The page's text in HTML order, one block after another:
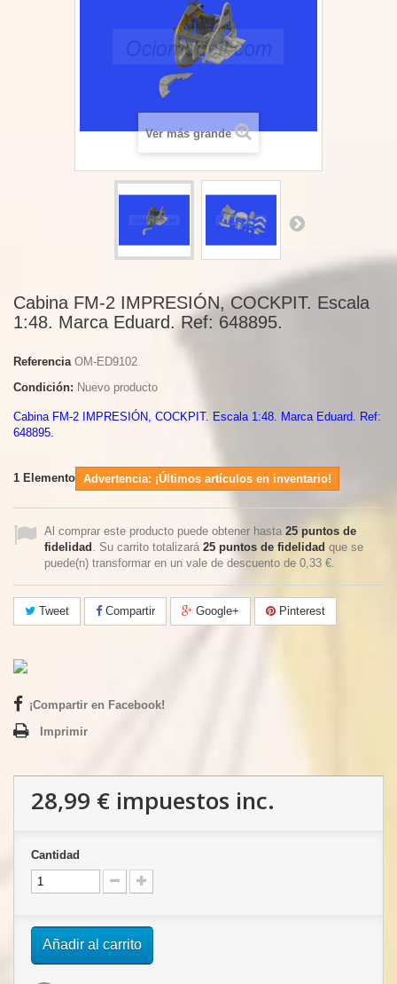
Ver más grande
Cabina FM-2 IMPRESIÓN, COCKPIT. Escala
1:48. Marca Eduard. Ref: 648895.
Referencia OM-ED9102
Condición: Nuevo producto
Cabina FM-2 IMPRESIÓN, COCKPIT. Escala 1:48. Marca Eduard. Ref:
648895.
1 Elemento Advertencia: ¡Últimos artículos en inventario!
Al comprar este producto puede obtener hasta 25 puntos de
fidelidad . Su carrito totalizará 25 puntos de fidelidad que se
puede(n) transformar en un vale de descuento de 0,33 €.
Tweet Compartir Google+ Pinterest
¡Compartir en Facebook!
Imprimir
28,99 € impuestos inc.
Cantidad
Añadir al carrito